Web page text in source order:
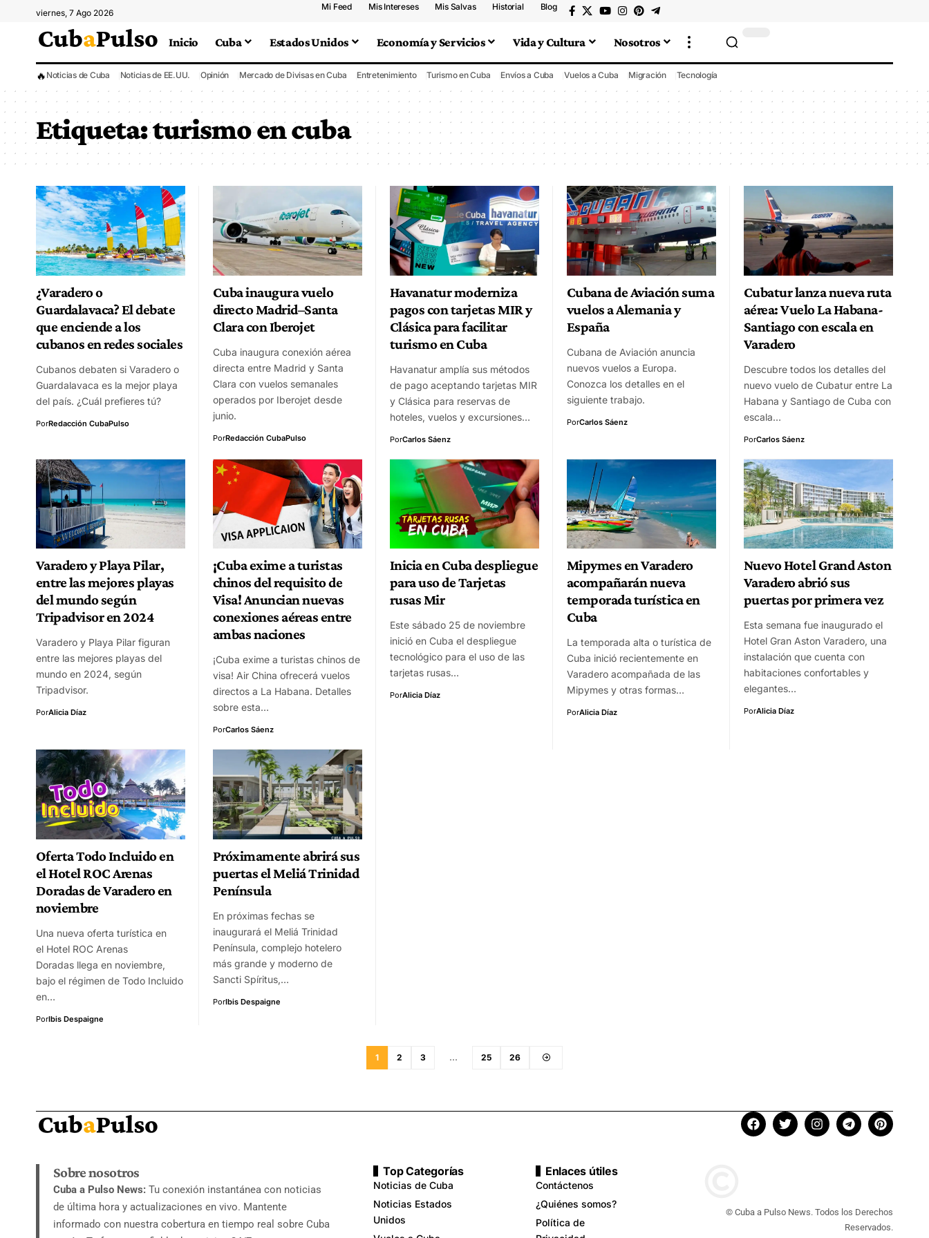
viernes, 7 Ago 2026
Mi Feed Mis Intereses Mis Salvas Historial Blog
Inicio Cuba Estados Unidos Economía y Servicios Vida y Cultura Nosotros
🔥 Noticias de Cuba Noticias de EE.UU. Opinión Mercado de Divisas en Cuba Entretenimiento Turismo en Cuba Envíos a Cuba Vuelos a Cuba Migración Tecnología
Etiqueta:turismo en cuba
¿Varadero o
Guardalavaca? El debate
que enciende a los
cubanos en redes sociales
Cubanos debaten si Varadero o
Guardalavaca es la mejor playa
del país. ¿Cuál prefieres tú?
PorRedacción CubaPulso
Cuba inaugura vuelo
directo Madrid–Santa
Clara con Iberojet
Cuba inaugura conexión aérea
directa entre Madrid y Santa
Clara con vuelos semanales
operados por Iberojet desde
junio.
PorRedacción CubaPulso
Havanatur moderniza
pagos con tarjetas MIR y
Clásica para facilitar
turismo en Cuba
Havanatur amplía sus métodos
de pago aceptando tarjetas MIR
y Clásica para reservas de
hoteles, vuelos y excursiones…
PorCarlos Sáenz
Cubana de Aviación suma
vuelos a Alemania y
España
Cubana de Aviación anuncia
nuevos vuelos a Europa.
Conozca los detalles en el
siguiente trabajo.
PorCarlos Sáenz
Cubatur lanza nueva ruta
aérea: Vuelo La Habana-
Santiago con escala en
Varadero
Descubre todos los detalles del
nuevo vuelo de Cubatur entre La
Habana y Santiago de Cuba con
escala…
PorCarlos Sáenz
Varadero y Playa Pilar,
entre las mejores playas
del mundo según
Tripadvisor en 2024
Varadero y Playa Pilar figuran
entre las mejores playas del
mundo en 2024, según
Tripadvisor.
PorAlicia Díaz
¡Cuba exime a turistas
chinos del requisito de
Visa! Anuncian nuevas
conexiones aéreas entre
ambas naciones
¡Cuba exime a turistas chinos de
visa! Air China ofrecerá vuelos
directos a La Habana. Detalles
sobre esta…
PorCarlos Sáenz
Inicia en Cuba despliegue
para uso de Tarjetas
rusas Mir
Este sábado 25 de noviembre
inició en Cuba el despliegue
tecnológico para el uso de las
tarjetas rusas…
PorAlicia Díaz
Mipymes en Varadero
acompañarán nueva
temporada turística en
Cuba
La temporada alta o turística de
Cuba inició recientemente en
Varadero acompañada de las
Mipymes y otras formas…
PorAlicia Díaz
Nuevo Hotel Grand Aston
Varadero abrió sus
puertas por primera vez
Esta semana fue inaugurado el
Hotel Gran Aston Varadero, una
instalación que cuenta con
habitaciones confortables y
elegantes…
PorAlicia Díaz
Oferta Todo Incluido en
el Hotel ROC Arenas
Doradas de Varadero en
noviembre
Una nueva oferta turística en
el Hotel ROC Arenas
Doradas llega en noviembre,
bajo el régimen de Todo Incluido
en…
PorIbis Despaigne
Próximamente abrirá sus
puertas el Meliá Trinidad
Península
En próximas fechas se
inaugurará el Meliá Trinidad
Península, complejo hotelero
más grande y moderno de
Sancti Spíritus,…
PorIbis Despaigne
1 2 3 … 25 26
Sobre nosotros
Cuba a Pulso News: Tu conexión instantánea con noticias
de última hora y actualizaciones en vivo. Mantente
informado con nuestra cobertura en tiempo real sobre Cuba
Top Categorías
Noticias de Cuba
Noticias Estados
Unidos
Enlaces útiles
Contáctenos
¿Quiénes somos?
Política de
© Cuba a Pulso News. Todos los Derechos
Reservados.